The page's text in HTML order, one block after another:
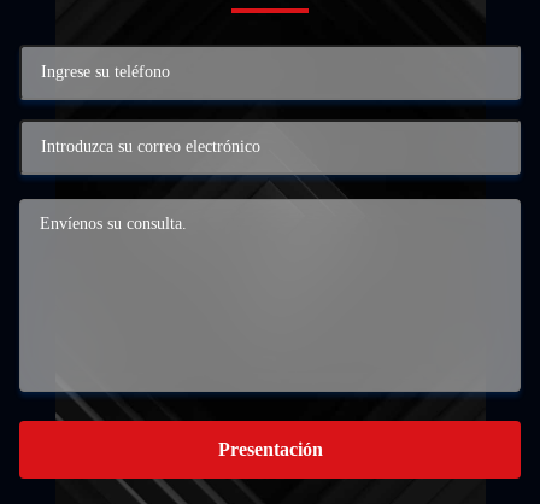
Presentación